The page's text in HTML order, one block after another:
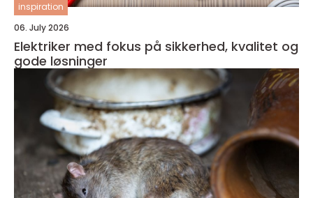
inspiration
06. July 2026
Elektriker med fokus på sikkerhed, kvalitet og
gode løsninger